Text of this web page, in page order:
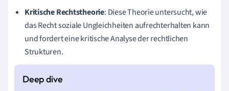
Kritische Rechtstheorie: Diese Theorie untersucht, wie
das Recht soziale Ungleichheiten aufrechterhalten kann
und fordert eine kritische Analyse der rechtlichen
Strukturen.